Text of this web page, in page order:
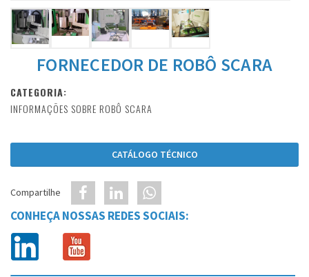
FORNECEDOR DE ROBÔ SCARA
CATEGORIA:
INFORMAÇÕES SOBRE ROBÔ SCARA
CATÁLOGO TÉCNICO
Compartilhe
CONHEÇA NOSSAS REDES SOCIAIS: